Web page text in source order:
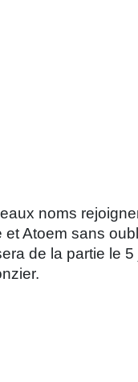
noms
et Atoem sans
de la partie le 5